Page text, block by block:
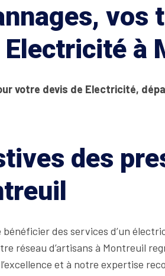
Electricité à
votre devis de Electricité,
des
bénéficier des services d’un
réseau d’artisans à Montreuil
et à notre expertise